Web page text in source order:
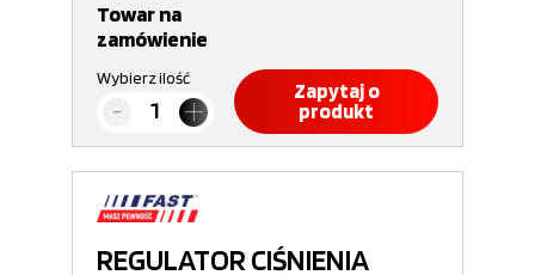
Towar na
zamówienie
Wybierz ilość
Zapytaj o
produkt
REGULATOR CIŚNIENIA